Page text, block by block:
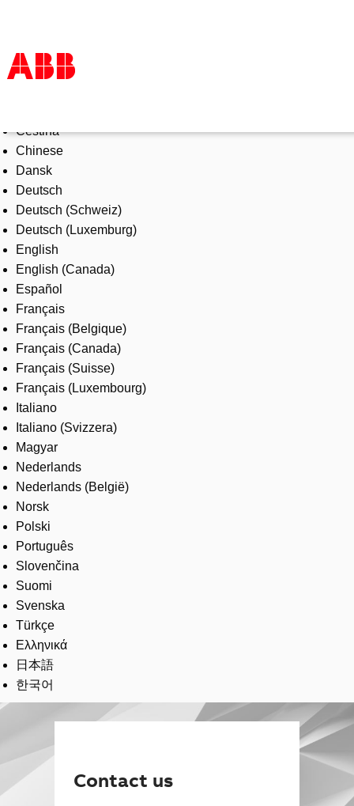
Products & Solutions
Industries
Services
About us
Where to buy
Contact us
Careers
Čeština
Chinese
Dansk
Deutsch
Deutsch (Schweiz)
Deutsch (Luxemburg)
English
English (Canada)
Español
Français
Français (Belgique)
Français (Canada)
Français (Suisse)
Français (Luxembourg)
Italiano
Italiano (Svizzera)
Magyar
Nederlands
Nederlands (België)
Norsk
Polski
Português
Slovenčina
Suomi
Svenska
Türkçe
Ελληνικά
日本語
한국어
Contact us